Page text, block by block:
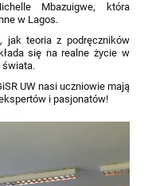
Mbazuigwe, która
w Lagos.
jak teoria z podręczników
się na realne życie w
świata.
UW nasi uczniowie mają
i pasjonatów!